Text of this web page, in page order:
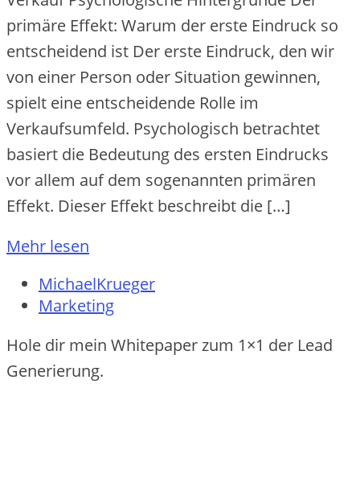
primäre Effekt: Warum der erste Eindruck so
entscheidend ist Der erste Eindruck, den wir
von einer Person oder Situation gewinnen,
spielt eine entscheidende Rolle im
Verkaufsumfeld. Psychologisch betrachtet
basiert die Bedeutung des ersten Eindrucks
vor allem auf dem sogenannten primären
Effekt. Dieser Effekt beschreibt die […]
Mehr lesen
MichaelKrueger
Marketing
Hole dir mein Whitepaper zum 1×1 der Lead
Generierung.